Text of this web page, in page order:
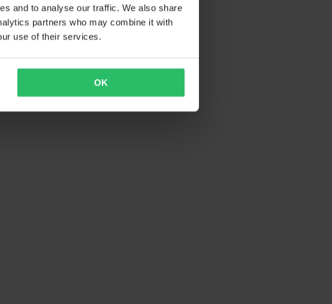
and to analyse our traffic. We also share
partners who may combine it with
use of their services.
OK